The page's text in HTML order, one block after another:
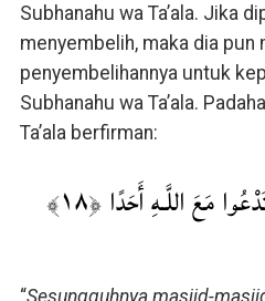
Subhanahu wa Ta’ala. Jika
menyembelih, maka dia pun
penyembelihannya untuk
Subhanahu wa Ta’ala.
Ta’ala berfirman:
مَعَ اللَّـهِ أَحَدًا ﴿١٨﴾
“Sesungguhnya masjid-